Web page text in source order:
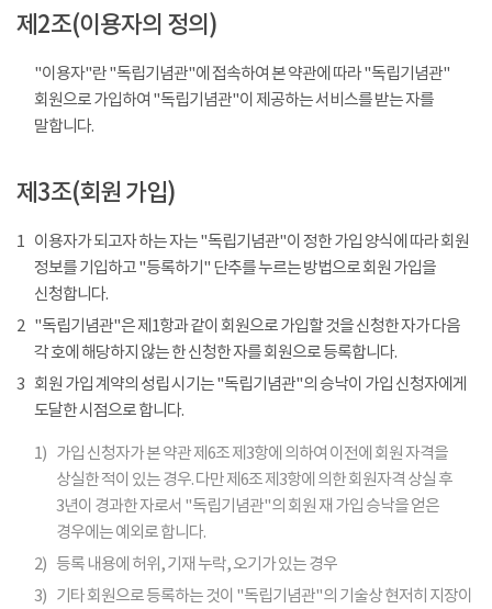
제2조(이용자의 정의)
"이용자"란 "독립기념관"에 접속하여 본 약관에 따라 "독립기념관"
회원으로 가입하여 "독립기념관"이 제공하는 서비스를 받는 자를
말합니다.
제3조(회원 가입)
1 이용자가 되고자 하는 자는 "독립기념관"이 정한 가입 양식에 따라 회원
정보를 기입하고 "등록하기" 단추를 누르는 방법으로 회원 가입을
신청합니다.
2 "독립기념관"은 제1항과 같이 회원으로 가입할 것을 신청한 자가 다음
각 호에 해당하지 않는 한 신청한 자를 회원으로 등록합니다.
3 회원 가입 계약의 성립 시기는 "독립기념관"의 승낙이 가입 신청자에게
도달한 시점으로 합니다.
1) 가입 신청자가 본 약관 제6조 제3항에 의하여 이전에 회원 자격을
상실한 적이 있는 경우. 다만 제6조 제3항에 의한 회원자격 상실 후
3년이 경과한 자로서 "독립기념관"의 회원 재 가입 승낙을 얻은
경우에는 예외로 합니다.
2) 등록 내용에 허위, 기재 누락, 오기가 있는 경우
3) 기타 회원으로 등록하는 것이 "독립기념관"의 기술상 현저히 지장이